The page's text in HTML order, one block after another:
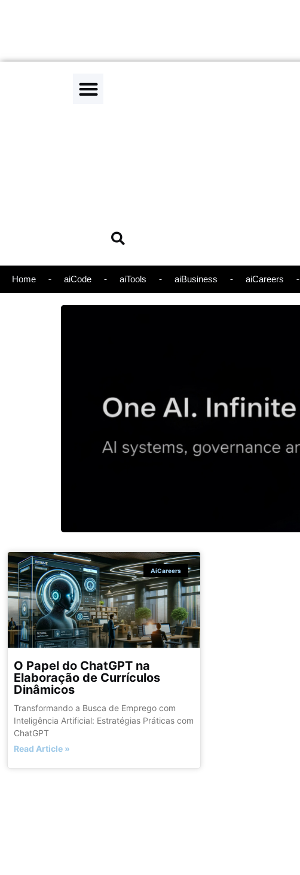
Home aiCode aiTools aiBusiness aiCareers
AiCareers
O Papel do ChatGPT na
Elaboração de Currículos
Dinâmicos
Transformando a Busca de Emprego com
Inteligência Artificial: Estratégias Práticas com
ChatGPT
Read Article »